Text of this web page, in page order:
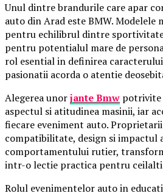
Unul dintre brandurile care apar
auto din Arad este BMW. Modelele
pentru echilibrul dintre
pentru potentialul mare de
rol esential in definirea
pasionatii acorda o atentie
Alegerea unorjante Bmw potrivite
aspectul si atitudinea masinii, iar
fiecare eveniment auto.
compatibilitate, design si impactul
comportamentului rutier,
intr-o lectie practica pentru
Rolul evenimentelor auto in